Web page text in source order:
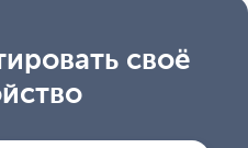
своё